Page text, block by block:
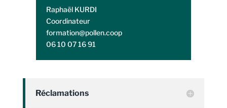
Raphaël KURDI
Coordinateur
formation@pollen.coop
06 10 07 16 91
Réclamations